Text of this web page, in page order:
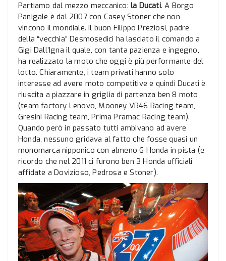
Partiamo dal mezzo meccanico: la Ducati. A Borgo
Panigale è dal 2007 con Casey Stoner che non
vincono il mondiale. Il buon Filippo Preziosi, padre
della “vecchia” Desmosedici ha lasciato il comando a
Gigi Dall’Igna il quale, con tanta pazienza e ingegno,
ha realizzato la moto che oggi è più performante del
lotto. Chiaramente, i team privati hanno solo
interesse ad avere moto competitive e quindi Ducati è
riuscita a piazzare in griglia di partenza ben 8 moto
(team factory Lenovo, Mooney VR46 Racing team,
Gresini Racing team, Prima Pramac Racing team).
Quando però in passato tutti ambivano ad avere
Honda, nessuno gridava al fatto che fosse quasi un
monomarca nipponico con almeno 6 Honda in pista (e
ricordo che nel 2011 ci furono ben 3 Honda ufficiali
affidate a Dovizioso, Pedrosa e Stoner).